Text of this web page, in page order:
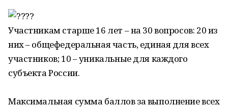
Участникам старше 16 лет – на 30 вопросов: 20 из
них – общефедеральная часть, единая для всех
участников; 10 – уникальные для каждого
субъекта России.
Максимальная сумма баллов за выполнение всех